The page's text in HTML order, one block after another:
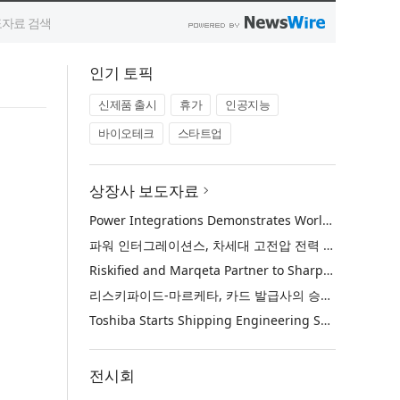
인기 토픽
신제품 출시 휴가
인공지능
바이오테크
스타트업
상장사 보도자료
Power Integrations Demonstrates World’s First 2200 V GaN Technology for Next-Era High-Voltage Power Systems
파워 인터그레이션스, 차세대 고전압 전력 시스템을 위한 세계 최초의 2200V GaN 기술 시연
Riskified and Marqeta Partner to Sharpen Card Issuer Authorization Decisions and Help Reduce False Declines
리스키파이드-마르케타, 카드 발급사의 승인 판단 정교화 및 오거절 감소 위해 협력
Toshiba Starts Shipping Engineering Samples of TXZ+™ Family Entry‑Class M4V Group, Standard Microcontrollers with Arm® Cortex®‑M4 Core for System Control Applications
전시회